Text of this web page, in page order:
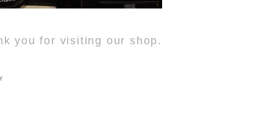
you for visiting our shop.